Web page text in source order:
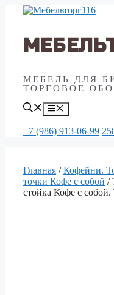
Перейти
МЕБЕЛЬ ДЛЯ
ТОРГОВОЕ
Меню
+7 (986) 913-06-99
Главная /Кофейни.
точки Кофе с собой /
стойка Кофе с